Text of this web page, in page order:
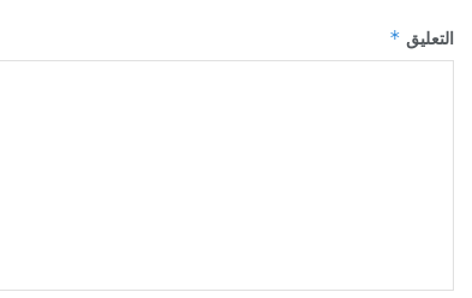
التعليق *